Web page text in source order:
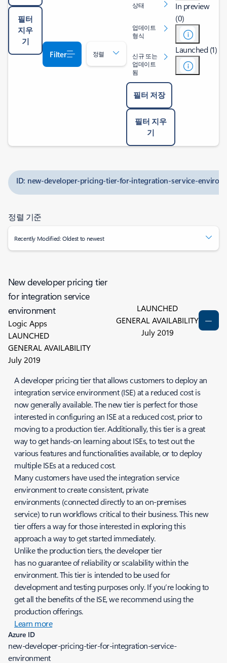
필터
지우
기
Filter 정렬
상태
업데이트
형식
신규 또는
업데이트
됨
필터 저장
필터 지우
기
In preview
(0)
Launched (1)
ID: new-developer-pricing-tier-for-integration-service-
정렬 기준
Recently Modified: Oldest to newest
New developer pricing tier
for integration service
environment
Logic Apps
LAUNCHED
GENERAL AVAILABILITY
July 2019
LAUNCHED
GENERAL AVAILABILITY
July 2019
A developer pricing tier that allows customers to deploy an
integration service environment (ISE) at a reduced cost is
now generally available. The new tier is perfect for those
interested in configuring an ISE at a reduced cost, prior to
moving to a production tier. Additionally, this tier is a great
way to get hands-on learning about ISEs, to test out the
various features and functionalities available, or to deploy
multiple ISEs at a reduced cost.
Many customers have used the integration service
environment to create consistent, private
environments (connected directly to an on-premises
service) to run workflows critical to their business. This new
tier offers a way for those interested in exploring this
approach a way to get started immediately.
Unlike the production tiers, the developer tier
has no guarantee of reliability or scalability within the
environment. This tier is intended to be used for
development and testing purposes only. If you’re looking to
get all the benefits of the ISE, we recommend using the
production offerings.
Learn more
Azure ID
new-developer-pricing-tier-for-integration-service-
environment